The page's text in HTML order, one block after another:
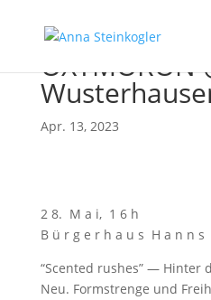
OXYMORON
Apr. 13, 2023
2 8. M a i, 1 6 h
B ü r g e r h a u s H a n n s
“Scen­ted rus­hes” — Hin­ter
Neu. Form­stren­ge und